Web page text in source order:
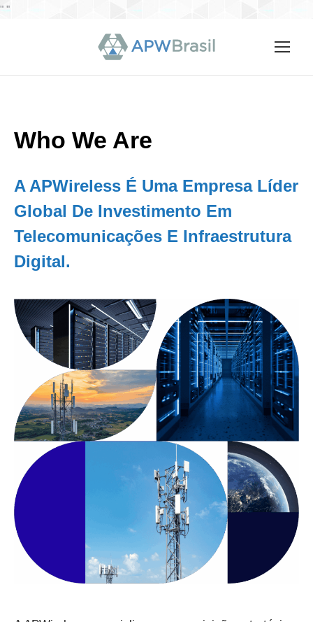
" "
Who We Are
A APWireless É Uma Empresa Líder
Global De Investimento Em
Telecomunicações E Infraestrutura
Digital.